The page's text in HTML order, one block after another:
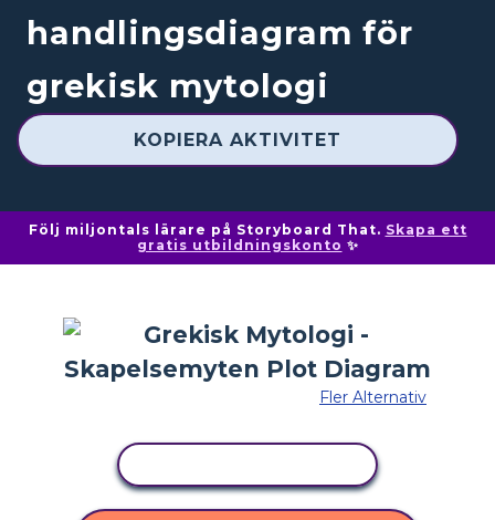
handlingsdiagram för
grekisk mytologi
KOPIERA AKTIVITET
Följ miljontals lärare på Storyboard That. Skapa ett
gratis utbildningskonto ✨
Fler Alternativ